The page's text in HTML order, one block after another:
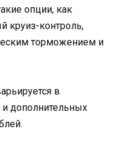
опции, как
круиз-контроль,
торможением и
в
дополнительных